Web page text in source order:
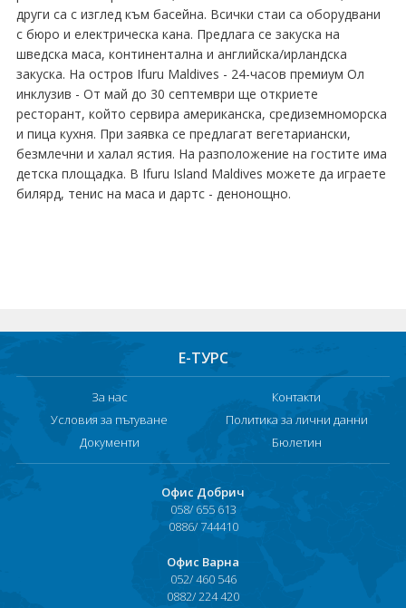
Турция
Унгария
Испания
Франция
ПРАЗНИЦИ
Екзотични почивки
други са с изглед към басейна. Всички стаи са оборудвани
с бюро и електрическа кана. Предлага се закуска на
шведска маса, континентална и английска/ирландска
закуска. На остров Ifuru Maldives - 24-часов премиум Ол
инклузив - От май до 30 септември ще откриете
ресторант, който сервира американска, средиземноморска
и пица кухня. При заявка се предлагат вегетариански,
безмлечни и халал ястия. На разположение на гостите има
детска площадка. В Ifuru Island Maldives можете да играете
билярд, тенис на маса и дартс - денонощно.
Е-ТУРС
За нас
Контакти
Условия за пътуване
Политика за лични данни
Документи
Бюлетин
Офис Добрич
058/ 655 613
0886/ 744410
Офис Варна
052/ 460 546
0882/ 224 420